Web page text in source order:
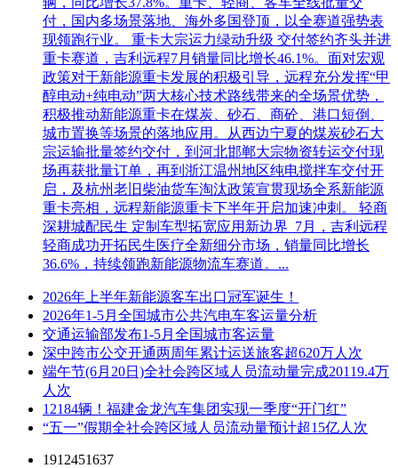
不得对此持有异议。
2.4开标注意事项：投标人自行完成电子投标文件解密，因投
标人自身原因未在规定时间内完成解密或无法解密的投标文件
视为撤销其投标文件，相应责任由投标人自行承担。
2.5本项目投标过程中，电子投标系统使用操作遇到任何问题
及时向软件公司咨询，咨询联系方式：0743-8523902。如因不
会操作所造成的投标失败或损失由投标人自行负责! 提示：投
标人在编制电子投标文件时应当将大小控制在200M(单个节点
容量不超过 50M)以内，包括上传的附件(如有)，请投标人注
意控制文件大小。
十一、采购人、采购代理机构的名称、地址和联系方法
1. 采购人信息 采 购 人：湖南龙凤龙骧公共交通有限责任公司
地 址：湘西土家族苗族自治州龙山县民安街道湖南龙山县丁
家桥社区38号
联系电话：13574344835
2. 采购代理机构信息 名 称：
天策致远工程咨询管理有限公司
地 址： 吉首市世纪山水60栋1312室
联 系 人： 陈先生、王女士、罗女士
联系电话： 13341312030、15207438962
3. 电子交易平台服务机构信息 名 称：湘西州公共资源交易中
心 (软件技术方面) 电 话： 0743-8523902
付，国内多场景落地、海外多国登顶，以全赛道强势表
现领跑行业。 重卡大宗运力绿动升级 交付签约齐头并进
重卡赛道，吉利远程7月销量同比增长46.1%。面对宏观
政策对于新能源重卡发展的积极引导，远程充分发挥“甲
醇电动+纯电动”两大核心技术路线带来的全场景优势，
积极推动新能源重卡在煤炭、砂石、商砼、港口短倒、
城市置换等场景的落地应用。从西边宁夏的煤炭砂石大
宗运输批量签约交付，到河北邯郸大宗物资转运交付现
场再获批量订单，再到浙江温州地区纯电搅拌车交付开
启，及杭州老旧柴油货车淘汰政策宣贯现场全系新能源
重卡亮相，远程新能源重卡下半年开启加速冲刺。 轻商
深耕城配民生 定制车型拓宽应用新边界 7月，吉利远程
轻商成功开拓民生医疗全新细分市场，销量同比增长
36.6%，持续领跑新能源物流车赛道。...
2026年上半年新能源客车出口冠军诞生！
2026年1-5月全国城市公共汽电车客运量分析
交通运输部发布1-5月全国城市客运量
深中跨市公交开通两周年累计运送旅客超620万人次
端午节(6月20日)全社会跨区域人员流动量完成20119.4万
人次
12184辆！福建金龙汽车集团实现一季度“开门红”
“五一”假期全社会跨区域人员流动量预计超15亿人次
1912451637